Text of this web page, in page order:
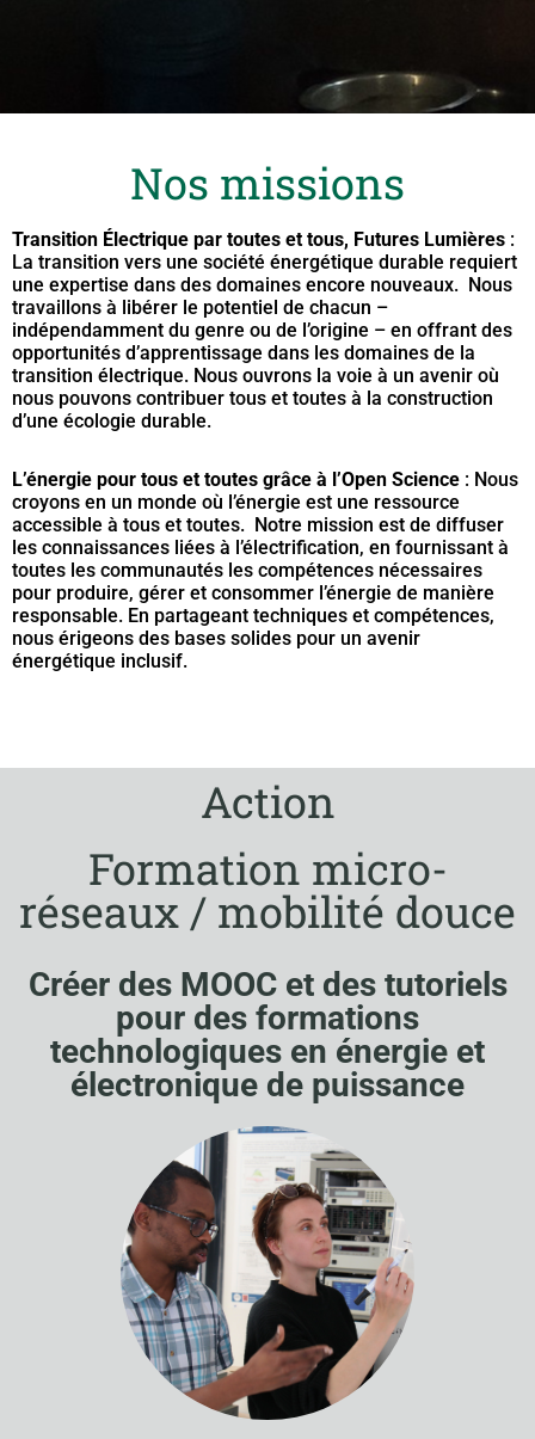
Nos missions
Transition Électrique par toutes et tous, Futures Lumières :
La transition vers une société énergétique durable requiert
une expertise dans des domaines encore nouveaux. Nous
travaillons à libérer le potentiel de chacun –
indépendamment du genre ou de l’origine – en offrant des
opportunités d’apprentissage dans les domaines de la
transition électrique. Nous ouvrons la voie à un avenir où
nous pouvons contribuer tous et toutes à la construction
d’une écologie durable.
L’énergie pour tous et toutes grâce à l’Open Science : Nous
croyons en un monde où l’énergie est une ressource
accessible à tous et toutes. Notre mission est de diffuser
les connaissances liées à l’électrification, en fournissant à
toutes les communautés les compétences nécessaires
pour produire, gérer et consommer l’énergie de manière
responsable. En partageant techniques et compétences,
nous érigeons des bases solides pour un avenir
énergétique inclusif.
Action
Formation micro-
réseaux / mobilité douce
Créer des MOOC et des tutoriels
pour des formations
technologiques en énergie et
électronique de puissance